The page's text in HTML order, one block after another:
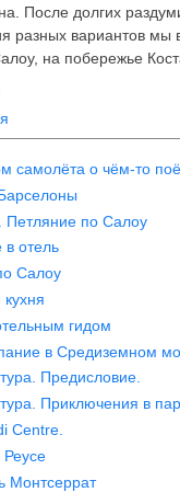
После долгих
разных вариантов мы
на побережье
самолёта о чём-то
Петляние по Салоу
в отель
Салоу
гидом
в Средиземном
Предисловие.
Приключения в
Centre.
Монтсеррат